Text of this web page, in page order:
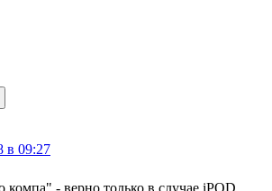
в 09:27
компа" - верно только в случае iPOD